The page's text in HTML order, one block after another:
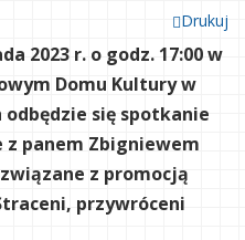
Drukuj
2023 r. o godz. 17:00w
Domu Kultury w
odbędzie się spotkanie
z panem Zbigniewem
z promocją
przywróceni